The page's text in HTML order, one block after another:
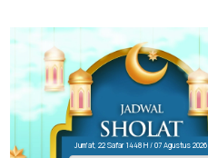
Jum'at, 22 Safar 1448 H / 07 Agustus 2026